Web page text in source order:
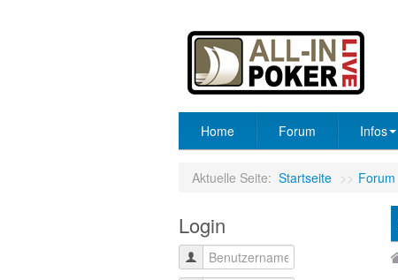
Home Forum Infos
Aktuelle Seite: Startseite >> Forum
Login